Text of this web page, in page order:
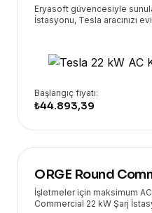
Eryasoft güvencesiyle
İstasyonu, Tesla aracınızı
Başlangıç fiyatı:
₺44.893,39
ORGE Round
İşletmeler için maksimum
Commercial 22 kW Şarj